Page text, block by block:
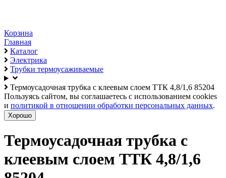
Корзина
Главная
Каталог
Электрика
Трубки термоусаживаемые
Термоусадочная трубка с клеевым слоем ТТК 4,8/1,6 85204
Пользуясь сайтом, вы соглашаетесь с использованием cookies
и политикой в отношении обработки персональных данных.
Хорошо
Термоусадочная трубка с
клеевым слоем ТТК 4,8/1,6